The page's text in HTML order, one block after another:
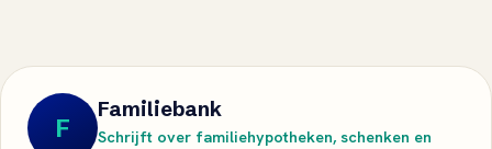
F
Familiebank
Schrijft over familiehypotheken, schenken en